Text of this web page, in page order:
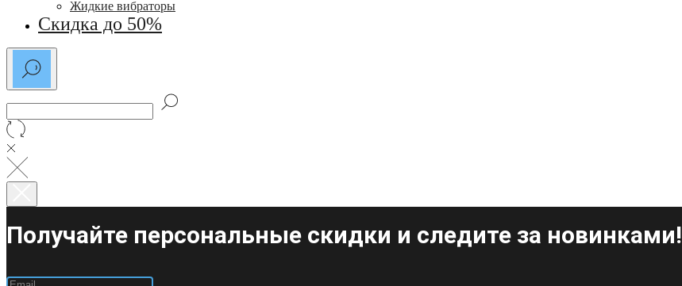
Жидкие вибраторы
Скидка до 50%
Получайте персональные скидки и следите за новинками!